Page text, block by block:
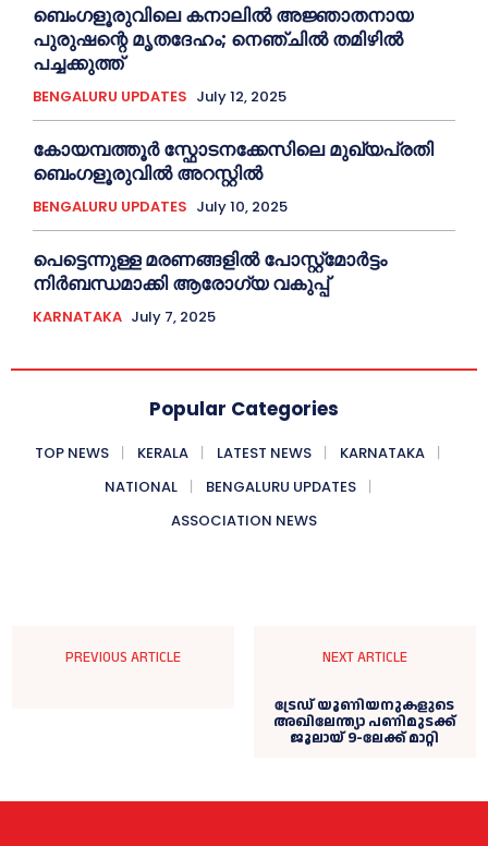
ബെംഗളൂരുവിലെ കനാലിൽ അജ്ഞാതനായ
പുരുഷന്റെ മൃതദേഹം; നെഞ്ചിൽ തമിഴിൽ
പച്ചക്കുത്ത്
BENGALURU UPDATES July 12, 2025
കോയമ്പത്തൂർ സ്ഫോടനക്കേസിലെ മുഖ്യപ്രതി
ബെംഗളൂരുവിൽ അറസ്റ്റിൽ
BENGALURU UPDATES July 10, 2025
പെട്ടെന്നുള്ള മരണങ്ങളിൽ പോസ്റ്റ്മോർട്ടം
നിർബന്ധമാക്കി ആരോഗ്യ വകുപ്പ്
KARNATAKA July 7, 2025
Popular Categories
TOP NEWS KERALA LATEST NEWS
KARNATAKA
NATIONAL
BENGALURU UPDATES
ASSOCIATION NEWS
PREVIOUS ARTICLE NEXT ARTICLE
ട്രേഡ് യൂണിയനുകളുടെ
അഖിലേന്ത്യാ പണിമുടക്ക്
ജൂലായ് 9-ലേക്ക് മാറ്റി